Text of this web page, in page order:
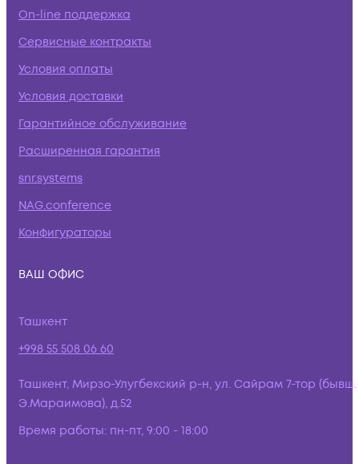
On-line поддержка
Сервисные контракты
Условия оплаты
Условия доставки
Гарантийное обслуживание
Расширенная гарантия
snr.systems
NAG.conference
Конфигураторы
ВАШ ОФИС
Ташкент
+998 55 508 06 60
Ташкент, Мирзо-Улугбекский р-н, ул. Сайрам 7-тор (бывш.
Э.Мараимова), д.52
Время работы: пн-пт, 9:00 - 18:00